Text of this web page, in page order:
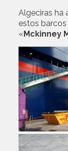
Algeciras ha
estos
«Mckinney